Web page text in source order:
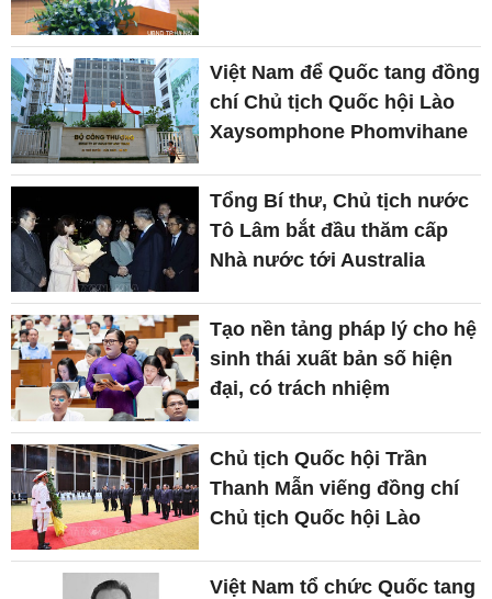
Việt Nam để Quốc tang đồng
chí Chủ tịch Quốc hội Lào
Xaysomphone Phomvihane
Tổng Bí thư, Chủ tịch nước
Tô Lâm bắt đầu thăm cấp
Nhà nước tới Australia
Tạo nền tảng pháp lý cho hệ
sinh thái xuất bản số hiện
đại, có trách nhiệm
Chủ tịch Quốc hội Trần
Thanh Mẫn viếng đồng chí
Chủ tịch Quốc hội Lào
Việt Nam tổ chức Quốc tang